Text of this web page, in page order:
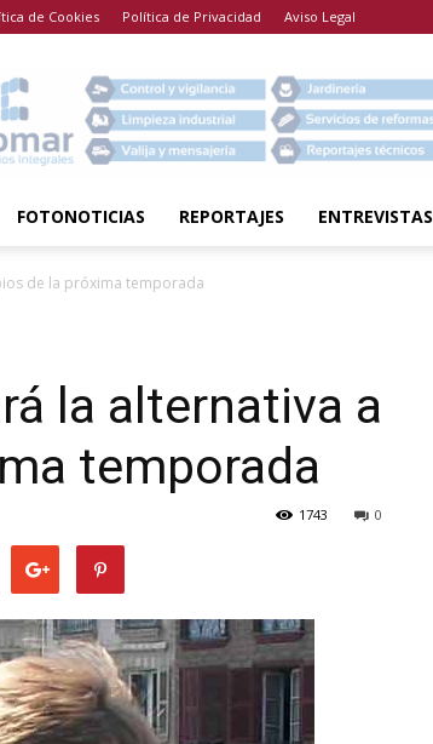
de Cookies Política de Privacidad Aviso Legal
FOTONOTICIAS REPORTAJES ENTREVISTAS
de la próxima temporada
la alternativa a
temporada
0
1743